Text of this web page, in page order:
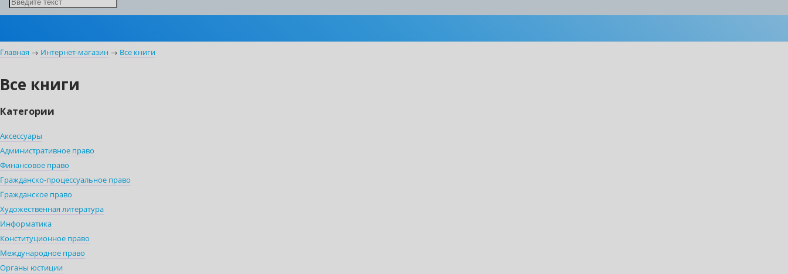
Главная → Интернет-магазин → Все книги
Все книги
Категории
Аксессуары
Административное право
Финансовое право
Гражданско-процессуальное право
Гражданское право
Художественная литература
Информатика
Конституционное право
Международное право
Органы юстиции